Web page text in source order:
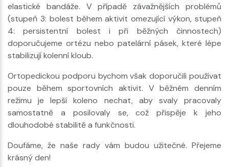
elastické bandáže. V případě závažnějších problémů
(stupeň 3: bolest během aktivit omezující výkon, stupeň
4: persistentní bolest i při běžných činnostech)
doporučujeme ortézu nebo patelární pásek, které lépe
stabilizují kolenní kloub.
Ortopedickou podporu bychom však doporučili používat
pouze během sportovních aktivit. V běžném denním
režimu je lepší koleno nechat, aby svaly pracovaly
samostatně a posilovaly se, což přispěje k jeho
dlouhodobé stabilitě a funkčnosti.
Doufáme, že naše rady vám budou užitečné. Přejeme
krásný den!